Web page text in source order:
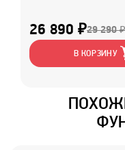
26 890 ₽29 290 ₽
В КОРЗИНУ